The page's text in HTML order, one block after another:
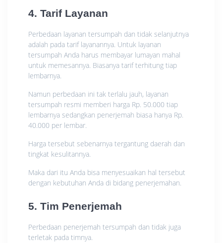
4. Tarif Layanan
Perbedaan layanan tersumpah dan tidak selanjutnya
adalah pada tarif layanannya. Untuk layanan
tersumpah Anda harus membayar lumayan mahal
untuk memesannya. Biasanya tarif terhitung tiap
lembarnya.
Namun perbedaan ini tak terlalu jauh, layanan
tersumpah resmi memberi harga Rp. 50.000 tiap
lembarnya sedangkan penerjemah biasa hanya Rp.
40.000 per lembar.
Harga tersebut sebenarnya tergantung daerah dan
tingkat kesulitannya.
Maka dari itu Anda bisa menyesuaikan hal tersebut
dengan kebutuhan Anda di bidang penerjemahan.
5. Tim Penerjemah
Perbedaan penerjemah tersumpah dan tidak juga
terletak pada timnya.